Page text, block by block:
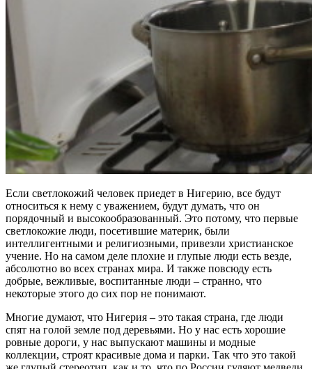
Если светлокожий человек приедет в Нигерию, все будут
относиться к нему с уважением, будут думать, что он
порядочный и высокообразованный. Это потому, что первые
светлокожие люди, посетившие материк, были
интеллигентными и религиозными, привезли христианское
учение. Но на самом деле плохие и глупые люди есть везде,
абсолютно во всех странах мира. И также повсюду есть
добрые, вежливые, воспитанные люди – странно, что
некоторые этого до сих пор не понимают.
Многие думают, что Нигерия – это такая страна, где люди
спят на голой земле под деревьями. Но у нас есть хорошие
ровные дороги, у нас выпускают машины и модные
коллекции, строят красивые дома и парки. Так что это такой